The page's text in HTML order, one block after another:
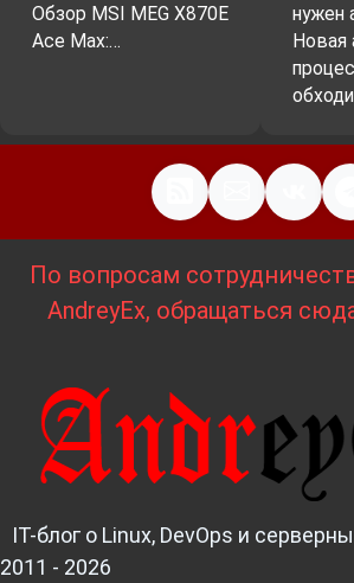
Обзор MSI MEG X870E
Ace Max:…
нужен
Новая
По вопросам
AndreyEx, обращаться
IT-блог о Linux, DevOps и
2011 - 2026